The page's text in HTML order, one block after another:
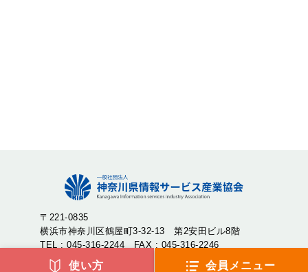
〒221-0835
横浜市神奈川区鶴屋町3-32-13 第2安田ビル8階
TEL : 045-316-2244 FAX : 045-316-2246
使い方 会員メニュー